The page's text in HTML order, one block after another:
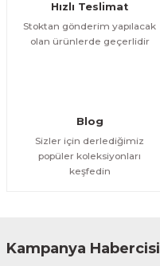
Hızlı Teslimat
Stoktan gönderim yapılacak
olan ürünlerde geçerlidir
Blog
Sizler için derlediğimiz
popüler koleksiyonları
keşfedin
Kampanya Habercisi